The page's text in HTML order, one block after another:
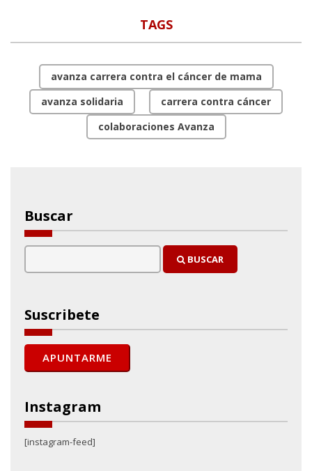
TAGS
avanza carrera contra el cáncer de mama
avanza solidaria
carrera contra cáncer
colaboraciones Avanza
Buscar
BUSCAR
Suscribete
Instagram
[instagram-feed]